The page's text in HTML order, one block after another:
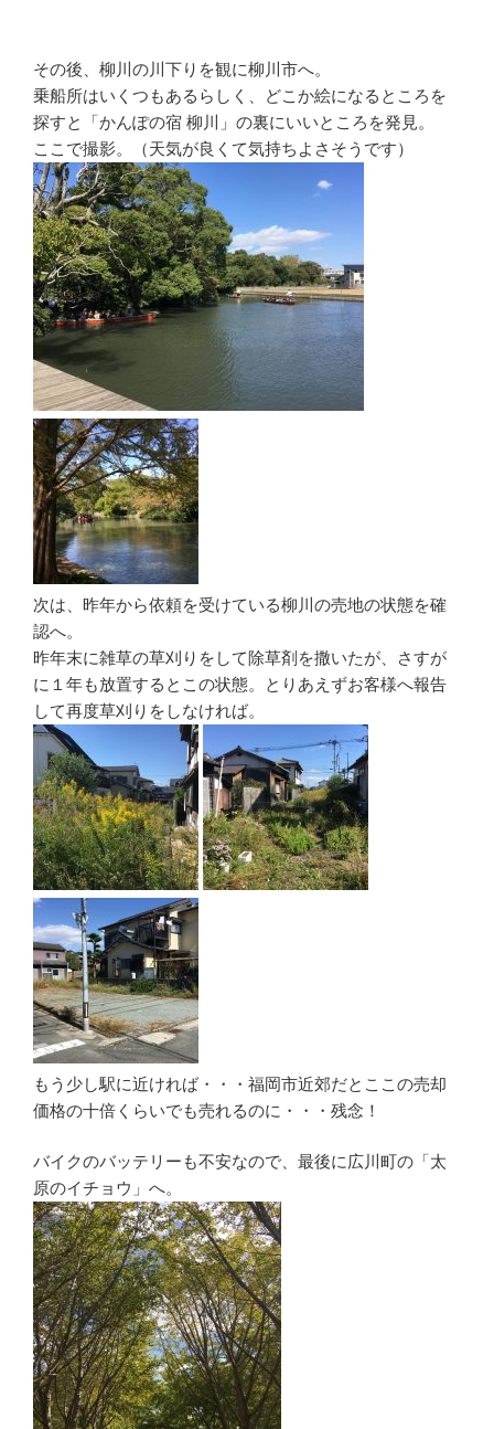
その後、柳川の川下りを観に柳川市へ。
乗船所はいくつもあるらしく、どこか絵になるところを
探すと「かんぽの宿 柳川」の裏にいいところを発見。
ここで撮影。（天気が良くて気持ちよさそうです）
次は、昨年から依頼を受けている柳川の売地の状態を確
認へ。
昨年末に雑草の草刈りをして除草剤を撒いたが、さすが
に１年も放置するとこの状態。とりあえずお客様へ報告
して再度草刈りをしなければ。
もう少し駅に近ければ・・・福岡市近郊だとここの売却
価格の十倍くらいでも売れるのに・・・残念！
バイクのバッテリーも不安なので、最後に広川町の「太
原のイチョウ」へ。